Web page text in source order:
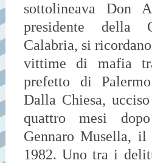
sottolineava Don
presidente della
Calabria, si
vittime di mafia
prefetto di
Dalla Chiesa,
quattro mesi
Gennaro Musella, il
1982. Uno tra i